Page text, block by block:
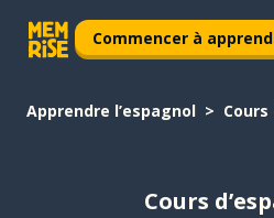
Commencer à
Apprendre l’espagnol Cours
Cours